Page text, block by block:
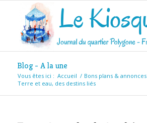
Blog - A la une
Vous êtes ici : Accueil / Bons plans & annonces
Terre et eau, des destins liés